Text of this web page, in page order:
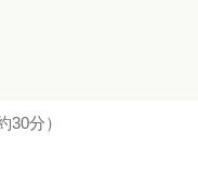
30分）